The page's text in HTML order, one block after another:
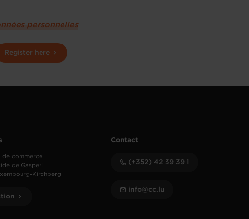
personnelles
Register here
de commerce
de Gasperi
Kirchberg
Contact
(+352) 42 39 39 1
info@cc.lu